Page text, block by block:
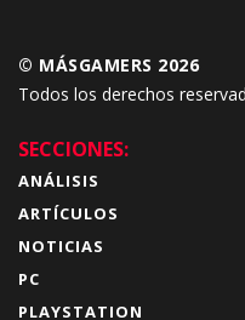
© MÁSGAMERS 2026
Todos los derechos
SECCIONES:
ANÁLISIS
ARTÍCULOS
NOTICIAS
PC
PLAYSTATION